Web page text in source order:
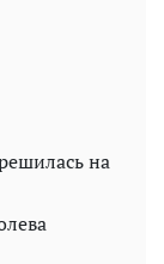
на